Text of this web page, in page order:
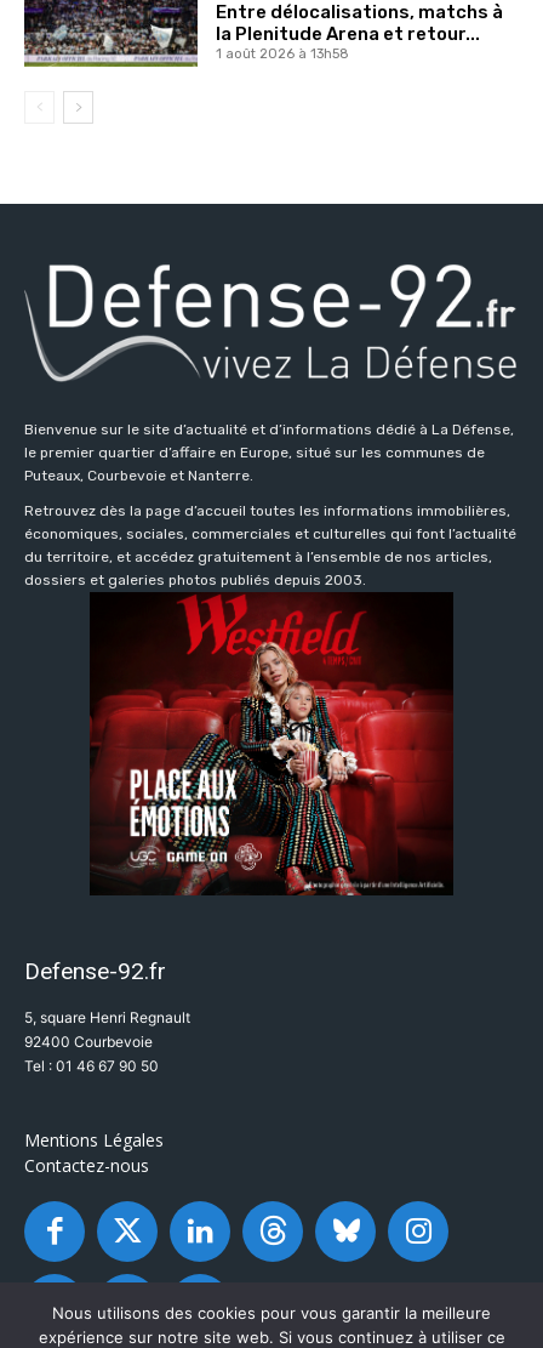
Entre délocalisations, matchs à
la Plenitude Arena et retour...
1 août 2026 à 13h58
Bienvenue sur le site d’actualité et d’informations dédié à La Défense,
le premier quartier d’affaire en Europe, situé sur les communes de
Puteaux, Courbevoie et Nanterre.
Retrouvez dès la page d’accueil toutes les informations immobilières,
économiques, sociales, commerciales et culturelles qui font l’actualité
du territoire, et accédez gratuitement à l’ensemble de nos articles,
dossiers et galeries photos publiés depuis 2003.
Defense-92.fr
5, square Henri Regnault
92400 Courbevoie
Tel : 01 46 67 90 50
Mentions Légales
Contactez-nous
Nous utilisons des cookies pour vous garantir la meilleure
expérience sur notre site web. Si vous continuez à utiliser ce